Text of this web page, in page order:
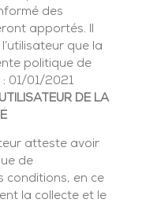
des
apportés. Il
que la
politique de
01/01/2021
DE LA
atteste avoir
de
conditions, en ce
la collecte et le